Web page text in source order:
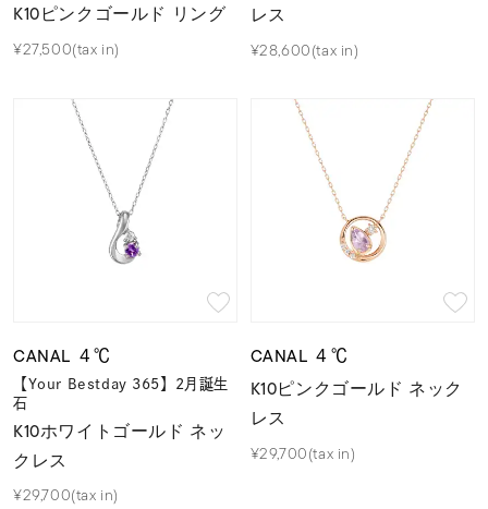
K10ピンクゴールド リング
¥27,500(tax in)
レス
¥28,600(tax in)
CANAL ４℃
【Your Bestday 365】2月誕生
石
K10ホワイトゴールド ネッ
クレス
¥29,700(tax in)
CANAL ４℃
K10ピンクゴールド ネック
レス
¥29,700(tax in)